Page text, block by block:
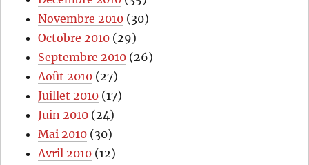
Novembre 2010 (30)
Octobre 2010 (29)
Septembre 2010 (26)
Août 2010 (27)
Juillet 2010 (17)
Juin 2010 (24)
Mai 2010 (30)
Avril 2010 (12)